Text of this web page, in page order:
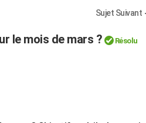
Sujet Suivant
le mois de mars ? Résolu